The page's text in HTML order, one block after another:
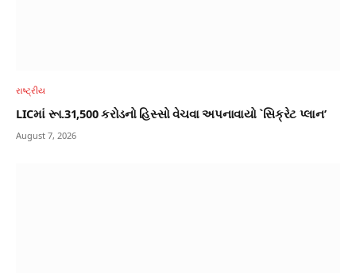
રાષ્ટ્રીય
LICમાં રૂા.31,500 કરોડનો હિસ્સો વેચવા અપનાવાયો `સિક્રેટ પ્લાન’
August 7, 2026